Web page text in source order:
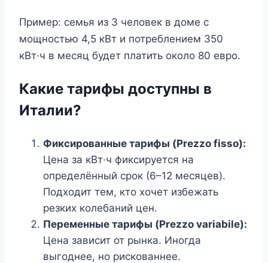
Пример: семья из 3 человек в доме с
мощностью 4,5 кВт и потреблением 350
кВт·ч в месяц будет платить около 80 евро.
Какие тарифы доступны в
Италии?
Фиксированные тарифы (Prezzo fisso):
Цена за кВт·ч фиксируется на
определённый срок (6–12 месяцев).
Подходит тем, кто хочет избежать
резких колебаний цен.
Переменные тарифы (Prezzo variabile):
Цена зависит от рынка. Иногда
выгоднее, но рискованнее.